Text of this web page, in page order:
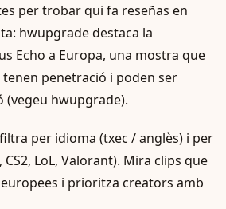
per trobar qui fa reseñas en
hwupgrade destaca la
Echo a Europa, una mostra que
penetració i poden ser
(vegeu hwupgrade).
per idioma (txec / anglès) i per
LoL, Valorant). Mira clips que
i prioritza creators amb